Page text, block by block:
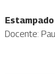
Docente: